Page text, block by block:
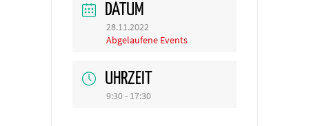
DATUM
28.11.2022
Abgelaufene Events
UHRZEIT
9:30 - 17:30